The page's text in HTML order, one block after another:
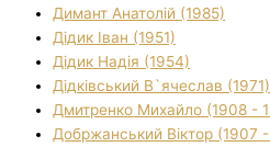
Димант Анатолій (1985)
Дідик Іван (1951)
Дідик Надія (1954)
Дідківський В`ячеслав (1971)
Дмитренко Михайло (1908 -
Добржанський Віктор (1907